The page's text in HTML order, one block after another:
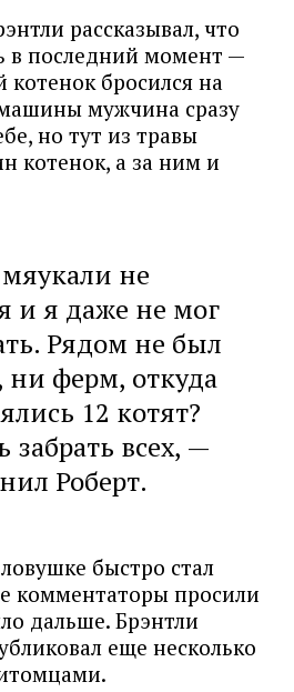
рассказывал, что
в последний момент —
бросился на
мужчина сразу
но тут из травы
котенок, а за ним и
не
и я даже не мог
Рядом не был
ферм, откуда
12 котят?
всех, —
Роберт.
быстро стал
комментаторы просили
дальше. Брэнтли
еще несколько